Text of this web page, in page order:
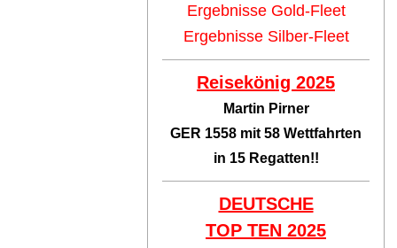
Ergebnisse Gold-Fleet
Ergebnisse Silber-Fleet
Reisekönig 2025
Martin Pirner
GER 1558 mit 58 Wettfahrten
in 15 Regatten!!
DEUTSCHE
TOP TEN 2025